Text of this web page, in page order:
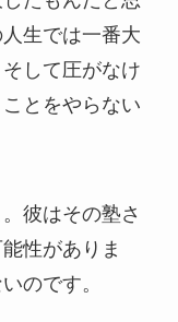
生では一番大
して圧がなけ
とをやらない
彼はその塾さ
性がありま
のです。